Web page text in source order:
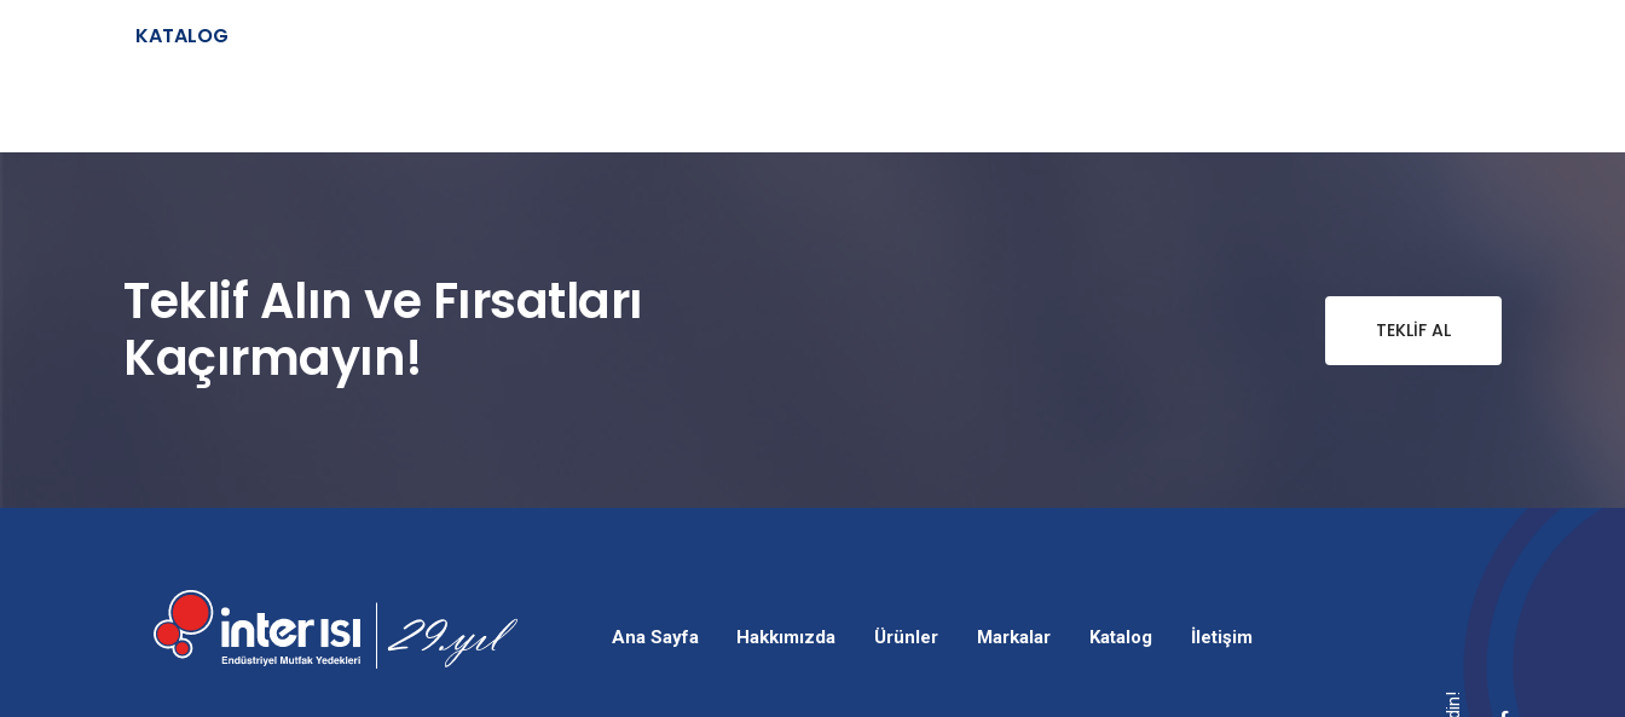
KATALOG
Teklif Alın ve Fırsatları
Kaçırmayın!
TEKLIF AL
Ana Sayfa Hakkımızda Ürünler Markalar Katalog İletişim